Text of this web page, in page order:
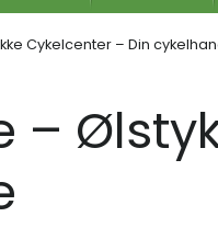
Cykelcenter – Din
–